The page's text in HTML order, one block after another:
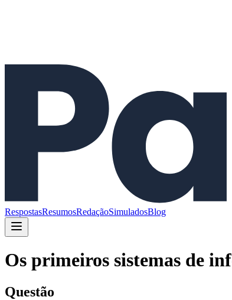
RespostasResumosRedaçãoSimuladosBlog
Os primeiros sistemas de
Questão